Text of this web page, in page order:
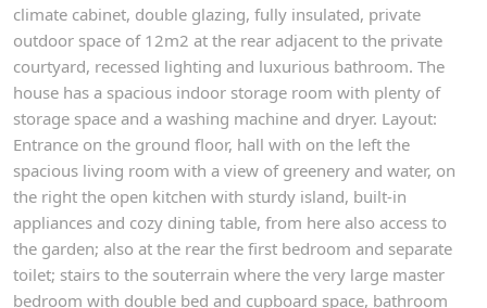
climate cabinet, double glazing, fully insulated, private
outdoor space of 12m2 at the rear adjacent to the private
courtyard, recessed lighting and luxurious bathroom. The
house has a spacious indoor storage room with plenty of
storage space and a washing machine and dryer. Layout:
Entrance on the ground floor, hall with on the left the
spacious living room with a view of greenery and water, on
the right the open kitchen with sturdy island, built-in
appliances and cozy dining table, from here also access to
the garden; also at the rear the first bedroom and separate
toilet; stairs to the souterrain where the very large master
bedroom with double bed and cupboard space, bathroom